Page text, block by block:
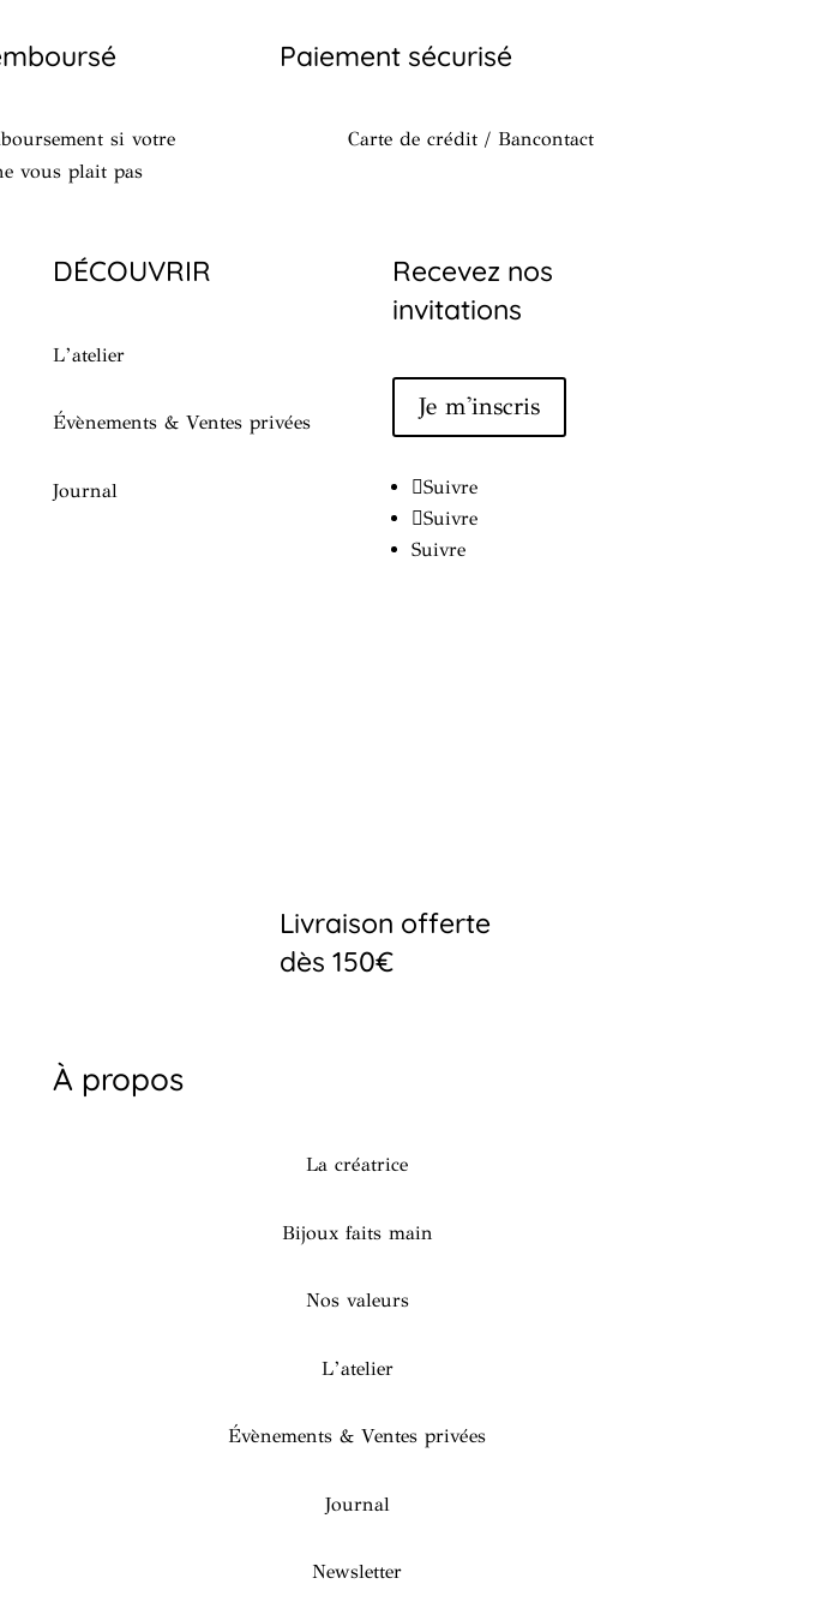
si votre
vous plait pas
Paiement sécurisé
Carte de crédit / Bancontact
DÉCOUVRIR
L’atelier
Évènements & Ventes privées
Journal
Recevez nos
invitations
Je m'inscris
Suivre
Suivre
Suivre
Livraison offerte
dès 150€
À propos
La créatrice
Bijoux faits main
Nos valeurs
L’atelier
Évènements & Ventes privées
Journal
Newsletter